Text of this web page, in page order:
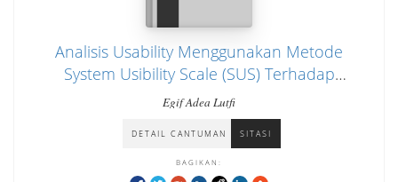
Analisis Usability Menggunakan Metode
System Usibility Scale (SUS) Terhadap
Pengguna Website SMK Muhammadiyah 6
Donomulyo, Malang
Egif Adea Lutfi
DETAIL CANTUMAN SITASI
BAGIKAN: